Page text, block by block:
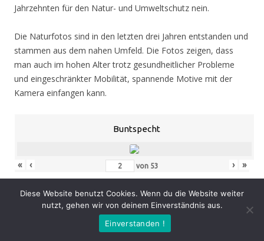
Jahrzehnten für den Natur- und Umweltschutz nein.
Die Naturfotos sind in den letzten drei Jahren entstanden und
stammen aus dem nahen Umfeld. Die Fotos zeigen, dass
man auch im hohen Alter trotz gesundheitlicher Probleme
und eingeschränkter Mobilität, spannende Motive mit der
Kamera einfangen kann.
Buntspecht
« ‹ von 53 › »
: Donnerstag 05.11.20, 19.00 Uhr
: 05.11. – 07.02.21, geöffnet Mo. – Do. 8.30 – 16.00 Uhr,
Diese Website benutzt Cookies. Wenn du die Website weiter
nutzt, gehen wir von deinem Einverständnis aus.
Einverstanden !